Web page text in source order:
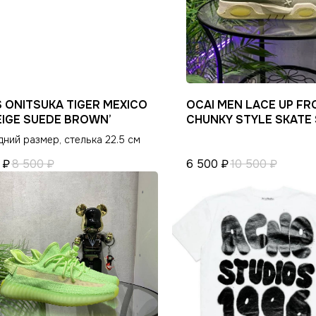
ONITSUKA TIGER MEXICO
SUEDE BROWN’
размер, стелька 22.5 см
₽8 500₽
OCAI MEN LACE UP
CHUNKY STYLE SKATE
6 500 ₽10 500₽
Ответы на часто задаваемые вопросы
Контакты
Гарантия магазина
О магазине
Политика